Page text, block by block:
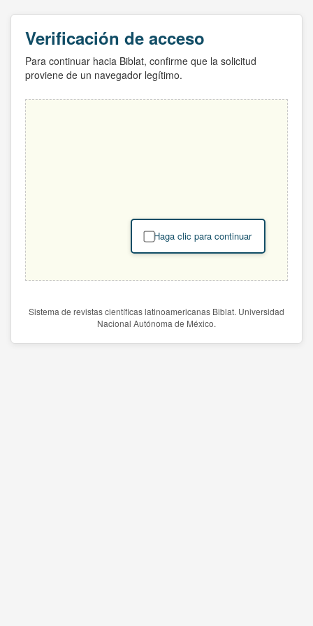
Verificación de acceso
Para continuar hacia Biblat, confirme que la solicitud
proviene de un navegador legítimo.
Haga clic para continuar
Sistema de revistas científicas latinoamericanas Biblat. Universidad
Nacional Autónoma de México.